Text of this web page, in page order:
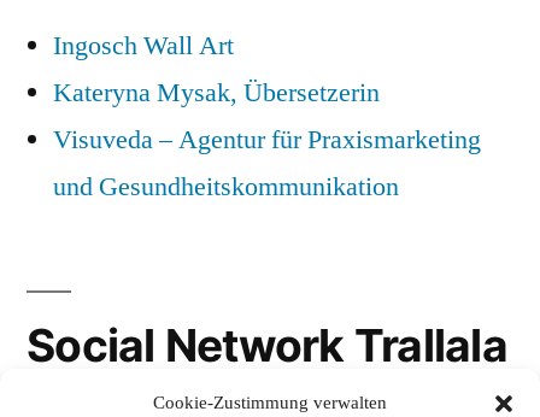
Cookie-Zustimmung verwalten
Ingosch Wall Art
Kateryna Mysak, Übersetzerin
Visuveda – Agentur für Praxismarketing
und Gesundheitskommunikation
Social Network Trallala